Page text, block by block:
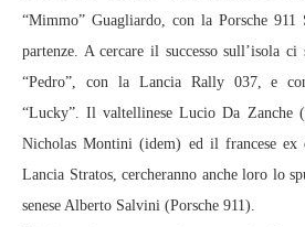
“Mimmo” Guagliardo, con la Porsche
partenze. A cercare il successo sull’isola ci
“Pedro”, con la Lancia Rally 037, e
“Lucky”. Il valtellinese Lucio Da Zanche
Nicholas Montini (idem) ed il francese
Lancia Stratos, cercheranno anche loro lo
senese Alberto Salvini (Porsche 911).